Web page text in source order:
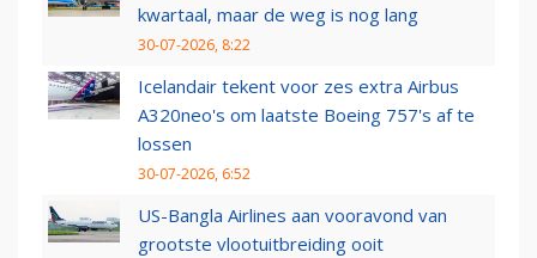
kwartaal, maar de weg is nog lang
30-07-2026, 8:22
Icelandair tekent voor zes extra Airbus
A320neo's om laatste Boeing 757's af te
lossen
30-07-2026, 6:52
US-Bangla Airlines aan vooravond van
grootste vlootuitbreiding ooit